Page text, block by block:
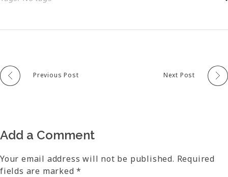
Previous Post Next Post
Add a Comment
Your email address will not be published. Required
fields are marked *